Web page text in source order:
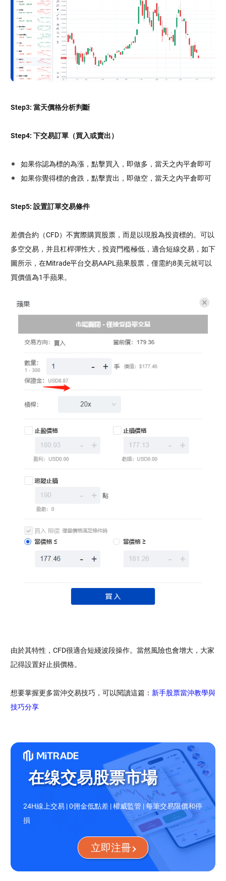
Step3: 當天價格分析判斷
Step4: 下交易訂單（買入或賣出）
如果你認為標的為漲，點擊買入，即做多，當天之內平倉即可
如果你覺得標的會跌，點擊賣出，即做空，當天之內平倉即可
Step5: 設置訂單交易條件
差價合約（CFD）不實際購買股票，而是以現股為投資標的。可以
多空交易，并且杠桿彈性大，投資門檻極低，適合短線交易，如下
圖所示，在Mitrade平台交易AAPL蘋果股票，僅需約8美元就可以
買價值為1手蘋果。
由於其特性，CFD很適合短綫波段操作。當然風險也會增大，大家
記得設置好止損價格。
想要掌握更多當沖交易技巧，可以閱讀這篇： 新手股票當沖教學與
技巧分享
在缐交易股票市場
24H線上交易 | 0佣金低點差 | 權威監管 | 每筆交易限價和停
損
立即注冊